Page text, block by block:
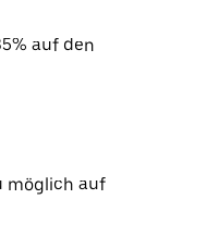
auf den
möglich auf